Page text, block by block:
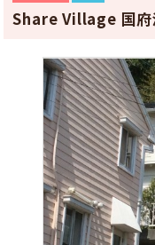
Share Village 国府